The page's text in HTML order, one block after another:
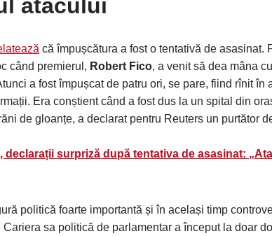
atacului
că împușcătura a fost o tentativă de asasinat.
când premierul, Robert Fico, a venit să dea mâna
a fost împușcat de patru ori, se pare, fiind rînit în
Era conștient când a fost dus la un spital din
de gloanțe, a declarat pentru Reuters un purtător
declarații surpriză după tentativa de asasinat:
politică foarte importantă și în același timp
sa politică de parlamentar a început la doar